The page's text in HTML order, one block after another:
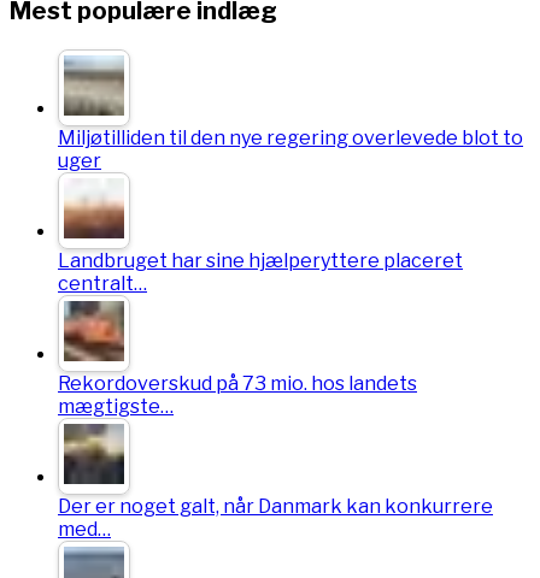
Mest populære indlæg
Miljøtilliden til den nye regering overlevede blot to
uger
Landbruget har sine hjælperyttere placeret
centralt…
Rekordoverskud på 73 mio. hos landets
mægtigste…
Der er noget galt, når Danmark kan konkurrere
med…